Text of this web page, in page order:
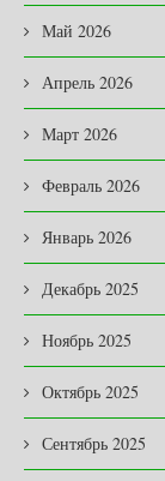
Май 2026
Апрель 2026
Март 2026
Февраль 2026
Январь 2026
Декабрь 2025
Ноябрь 2025
Октябрь 2025
Сентябрь 2025